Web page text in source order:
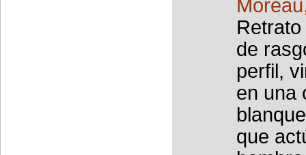
de
perfil,
en una
que